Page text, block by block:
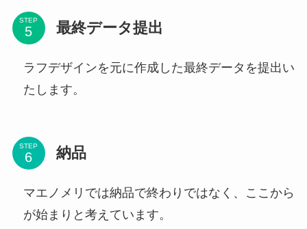
STEP 最終データ提出
ラフデザインを元に作成した最終データを提出い
たします。
STEP 納品
マエノメリでは納品で終わりではなく、ここから
が始まりと考えています。